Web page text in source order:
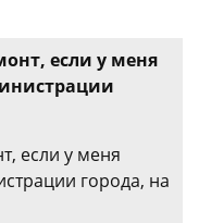
если у меня
если у меня
города, на